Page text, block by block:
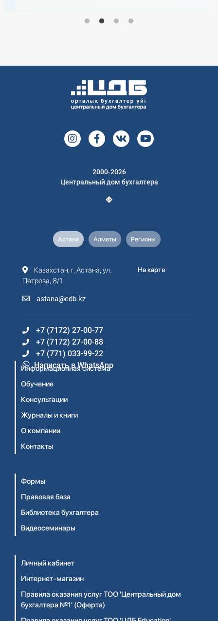
2000-2026
Центральный дом бухгалтера
Астана Алматы Регионы
Казахстан, г. Астана, ул.
Петрова, 8/1
astana@cdb.kz
На карте
+7 (7172) 27-00-77
+7 (7172) 27-00-88
+7 (771) 033-99-22
Написать в WhatsApp
Информационная система
Обучение
Консультации
Журналы и книги
О компании
Контакты
Формы
Правовая база
Библиотека бухгалтера
Видеосеминары
Личный кабинет
Интернет-магазин
Правила оказания услуг ТОО 'Центральный дом
бухгалтера №1' (Оферта)